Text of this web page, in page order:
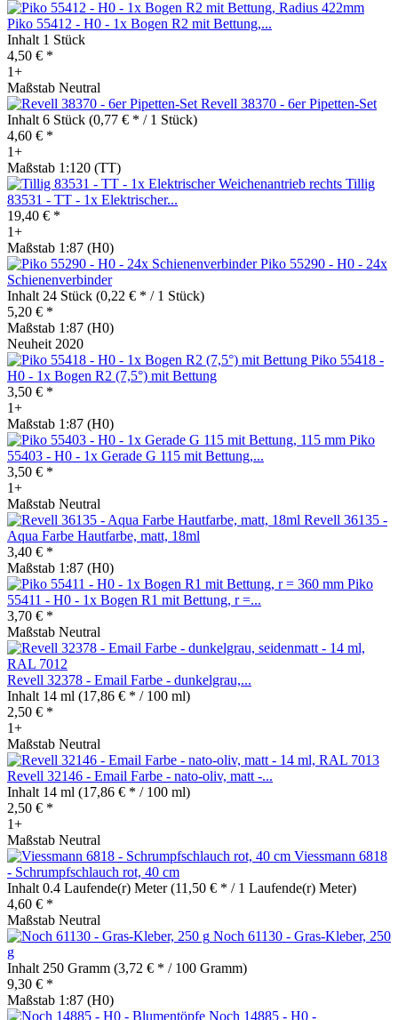
Piko 55412 - H0 - 1x Bogen R2 mit Bettung,...
Inhalt 1 Stück
4,50 € *
1+
Maßstab Neutral
Revell 38370 - 6er Pipetten-Set
Inhalt 6 Stück (0,77 € * / 1 Stück)
4,60 € *
1+
Maßstab 1:120 (TT)
Tillig
83531 - TT - 1x Elektrischer...
19,40 € *
1+
Maßstab 1:87 (H0)
Piko 55290 - H0 - 24x
Schienenverbinder
Inhalt 24 Stück (0,22 € * / 1 Stück)
5,20 € *
Maßstab 1:87 (H0)
Neuheit 2020
Piko 55418 -
H0 - 1x Bogen R2 (7,5°) mit Bettung
3,50 € *
1+
Maßstab 1:87 (H0)
Piko
55403 - H0 - 1x Gerade G 115 mit Bettung,...
3,50 € *
1+
Maßstab Neutral
Revell 36135 -
Aqua Farbe Hautfarbe, matt, 18ml
3,40 € *
Maßstab 1:87 (H0)
Piko
55411 - H0 - 1x Bogen R1 mit Bettung, r =...
3,70 € *
Maßstab Neutral
Revell 32378 - Email Farbe - dunkelgrau,...
Inhalt 14 ml (17,86 € * / 100 ml)
2,50 € *
1+
Maßstab Neutral
Revell 32146 - Email Farbe - nato-oliv, matt -...
Inhalt 14 ml (17,86 € * / 100 ml)
2,50 € *
1+
Maßstab Neutral
Viessmann 6818
- Schrumpfschlauch rot, 40 cm
Inhalt 0.4 Laufende(r) Meter(11,50 € * / 1 Laufende(r) Meter)
4,60 € *
Maßstab Neutral
Noch 61130 - Gras-Kleber, 250
g
Inhalt 250 Gramm (3,72 € * / 100 Gramm)
9,30 € *
Maßstab 1:87 (H0)
Noch 14885 - H0 -